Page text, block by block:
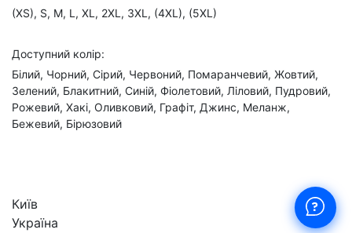
(XS), S, M, L, XL, 2XL, 3XL, (4XL), (5XL)
Доступний колір:
Білий, Чорний, Сірий, Червоний, Помаранчевий, Жовтий,
Зелений, Блакитний, Синій, Фіолетовий, Ліловий, Пудровий,
Рожевий, Хакі, Оливковий, Графіт, Джинс, Меланж,
Бежевий, Бірюзовий
Київ
Україна